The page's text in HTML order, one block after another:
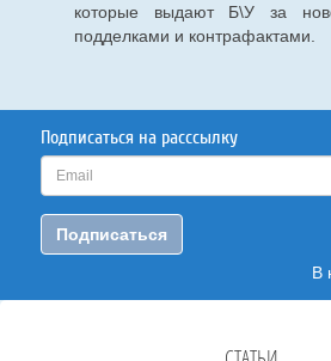
которые выдают Б\У за
подделками и контрафактами.
Подписаться на расссылку
Подписаться
В